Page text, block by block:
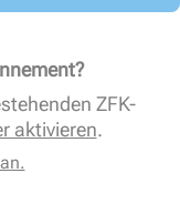
ZFK-
aktivieren.